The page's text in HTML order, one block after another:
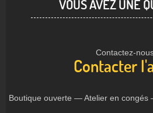
VOUS AVEZ UNE
Contactez-
Contacter
Boutique ouverte — Atelier en congés